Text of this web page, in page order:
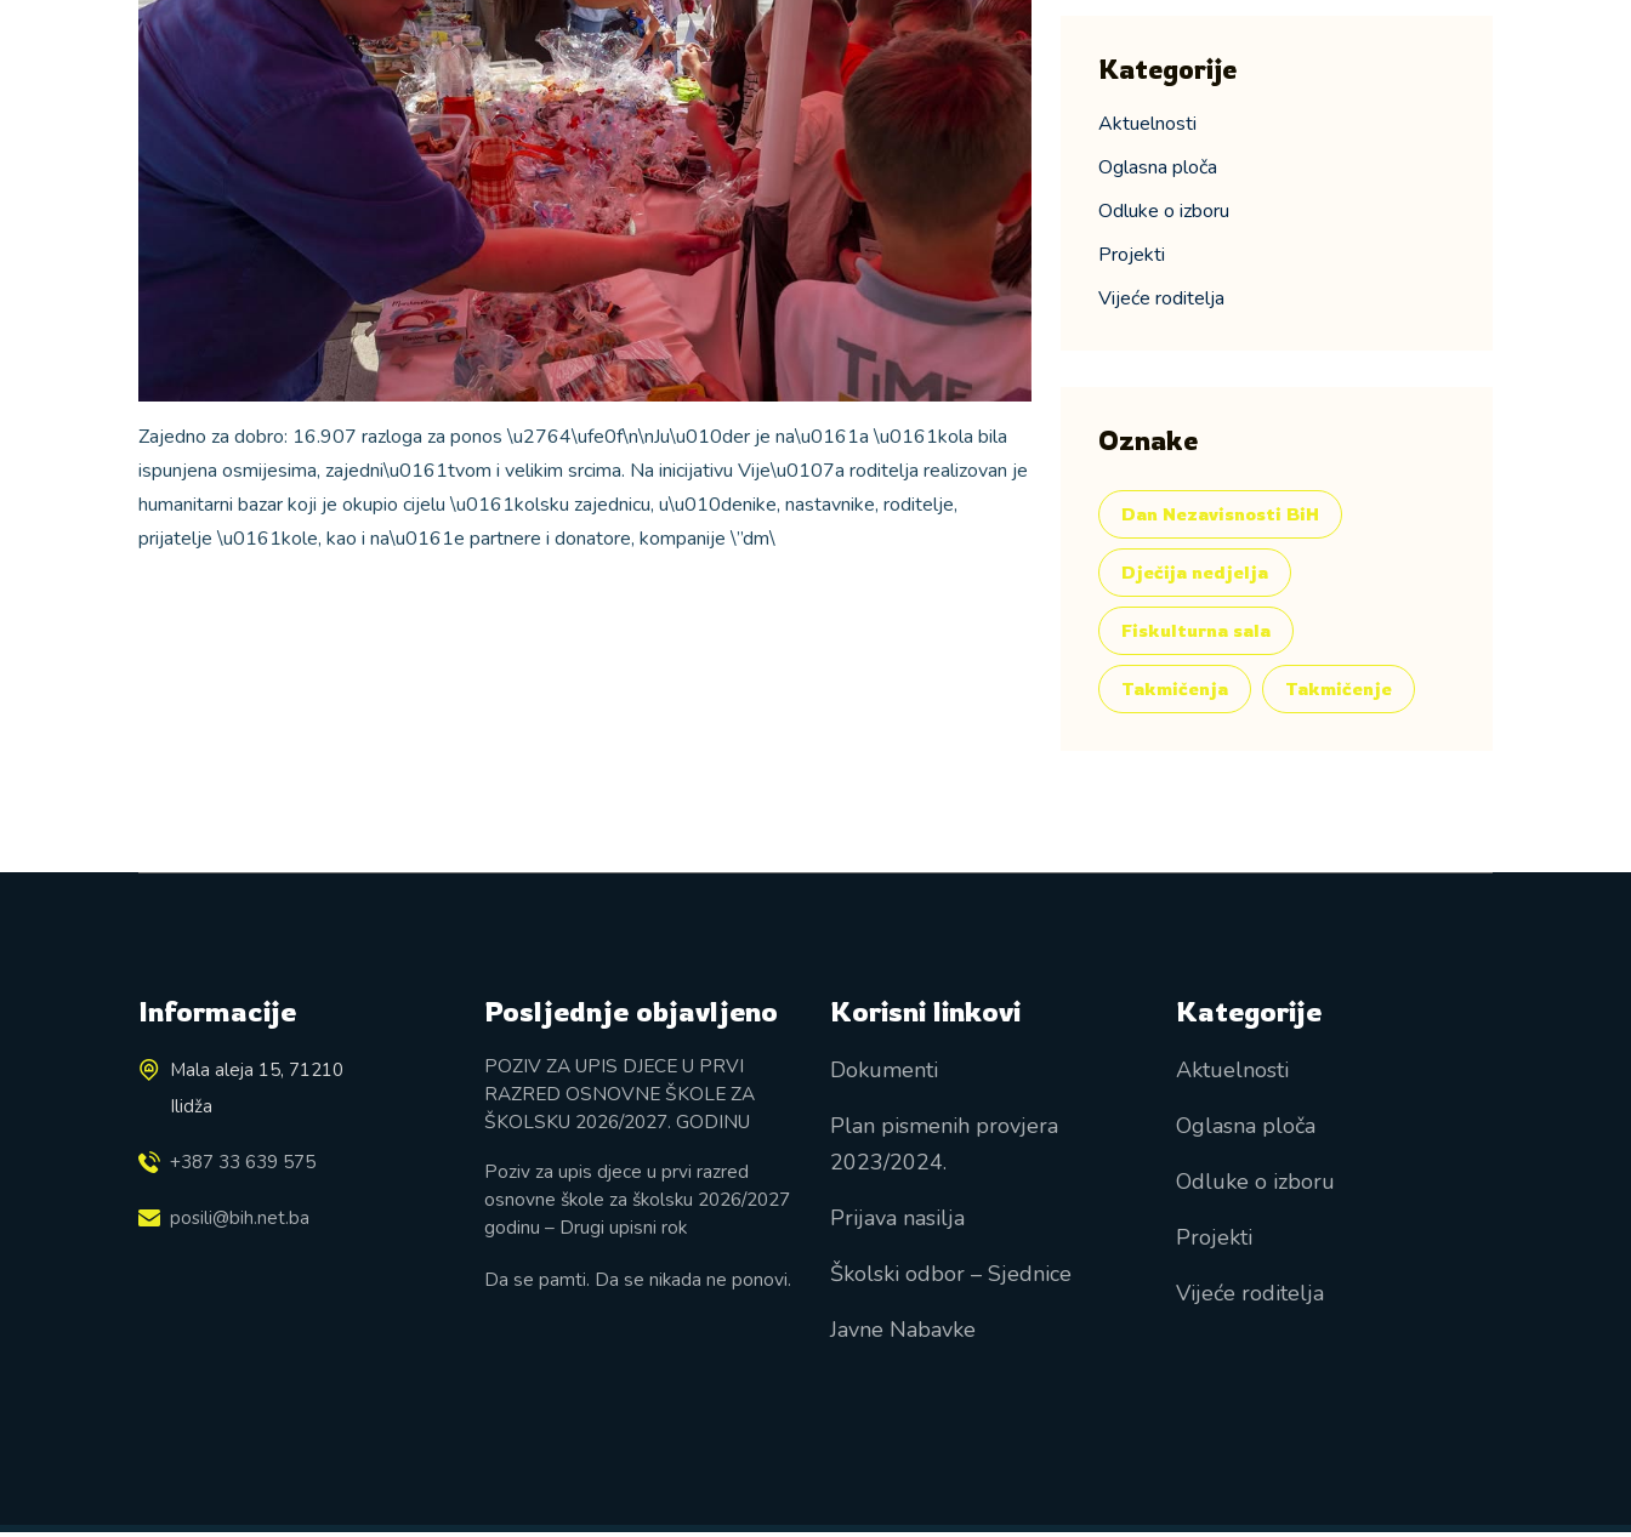
Zajedno za dobro: 16.907 razloga za ponos \u2764\ufe0f\n\nJu\u010der je na\u0161a \u0161kola bila
ispunjena osmijesima, zajedni\u0161tvom i velikim srcima. Na inicijativu Vije\u0107a roditelja realizovan je
humanitarni bazar koji je okupio cijelu \u0161kolsku zajednicu, u\u010denike, nastavnike, roditelje,
prijatelje \u0161kole, kao i na\u0161e partnere i donatore, kompanije \”dm\
Kategorije
Aktuelnosti
Oglasna ploča
Odluke o izboru
Projekti
Vijeće roditelja
Oznake
Dan Nezavisnosti BiH
Dječija nedjelja
Fiskulturna sala
Takmičenja Takmičenje
Informacije
Mala aleja 15, 71210
Ilidža
+387 33 639 575
posili@bih.net.ba
Posljednje objavljeno
POZIV ZA UPIS DJECE U PRVI
RAZRED OSNOVNE ŠKOLE ZA
ŠKOLSKU 2026/2027. GODINU
Poziv za upis djece u prvi razred
osnovne škole za školsku 2026/2027
godinu – Drugi upisni rok
Da se pamti. Da se nikada ne ponovi.
Korisni linkovi
Dokumenti
Plan pismenih provjera
2023/2024.
Prijava nasilja
Školski odbor – Sjednice
Javne Nabavke
Kategorije
Aktuelnosti
Oglasna ploča
Odluke o izboru
Projekti
Vijeće roditelja